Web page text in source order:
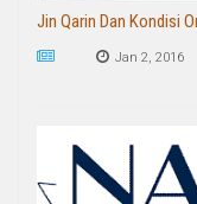
Jin Qarin Dan Kondisi
Jan 2, 2016